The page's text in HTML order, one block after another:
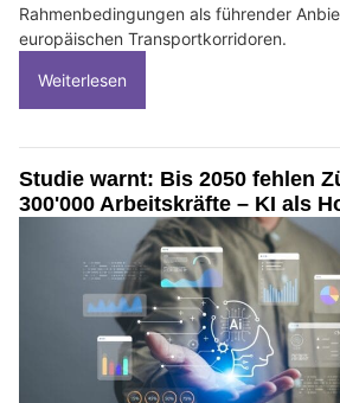
Rahmenbedingungen als führender
europäischen Transportkorridoren.
Weiterlesen
Studie warnt: Bis 2050 fehlen
300'000 Arbeitskräfte – KI als